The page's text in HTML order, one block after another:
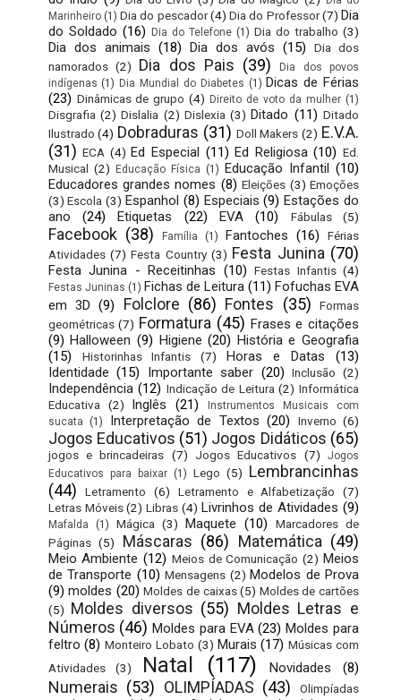
Marinheiro (1) Dia do pescador (4) Dia do Professor (7) Dia
do Soldado (16) Dia do Telefone (1) Dia do trabalho (3)
Dia dos animais (18) Dia dos avós (15)
Dia dos
namorados (2) Dia dos Pais (39)
Dia dos povos
indígenas (1) Dia Mundial do Diabetes (1) Dicas de Férias
(23) Dinâmicas de grupo (4) Direito de voto da mulher (1)
Disgrafia (2) Dislalia (2) Dislexia (3) Ditado (11) Ditado
Ilustrado (4) Dobraduras (31) Doll Makers (2) E.V.A.
(31) ECA (4) Ed Especial (11) Ed Religiosa (10) Ed.
Musical (2) Educação Física (1) Educação Infantil (10)
Educadores grandes nomes (8) Eleições (3) Emoções
(3) Escola (3) Espanhol (8) Especiais (9) Estações do
ano
(24) Etiquetas (22) EVA (10) Fábulas (5)
Facebook (38) Família (1) Fantoches (16)
Férias
Atividades (7) Festa Country (3) Festa Junina (70)
Festa Junina - Receitinhas (10) Festas Infantis (4)
Festas Juninas (1) Fichas de Leitura (11) Fofuchas EVA
em 3D (9) Folclore (86) Fontes (35)
Formas
geométricas (7) Formatura (45) Frases e citações
(9) Halloween (9) Higiene (20) História e Geografia
(15)
Historinhas Infantis (7) Horas e Datas
(13)
Identidade (15) Importante saber (20) Inclusão (2)
Independência (12) Indicação de Leitura (2) Informática
Educativa
(2) Inglês (21)
Instrumentos Musicais com
sucata
(1) Interpretação de Textos (20) Inverno (6)
Jogos Educativos (51) Jogos Didáticos (65)
jogos e brincadeiras (7) Jogos Educativos (7)
Jogos
Educativos para baixar (1) Lego (5) Lembrancinhas
(44)
Letramento (6) Letramento e Alfabetização
(7)
Letras Móveis (2) Libras (4) Livrinhos de Atividades (9)
Mafalda (1) Mágica (3) Maquete (10)
Marcadores de
Páginas (5) Máscaras (86) Matemática (49)
Meio Ambiente (12) Meios de Comunicação (2) Meios
de Transporte (10) Mensagens (2) Modelos de Prova
(9) moldes (20) Moldes de caixas (5) Moldes de cartões
(5) Moldes diversos (55) Moldes Letras e
Números (46) Moldes para EVA (23) Moldes para
feltro (8) Monteiro Lobato (3) Murais (17) Músicas com
Atividades
(3) Natal (117) Novidades (8)
Numerais (53) OLIMPÍADAS (43)
Olimpíadas